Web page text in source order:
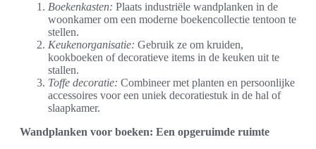
Boekenkasten: Plaats industriële wandplanken in de
woonkamer om een moderne boekencollectie tentoon te
stellen.
Keukenorganisatie: Gebruik ze om kruiden,
kookboeken of decoratieve items in de keuken uit te
stallen.
Toffe decoratie: Combineer met planten en persoonlijke
accessoires voor een uniek decoratiestuk in de hal of
slaapkamer.
Wandplanken voor boeken: Een opgeruimde ruimte